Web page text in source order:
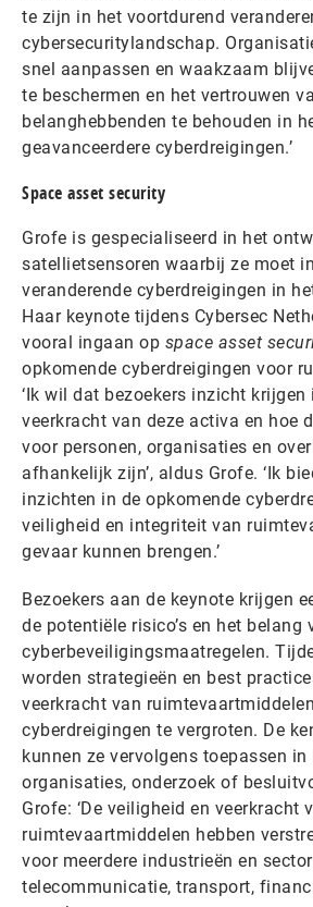
te zijn in het voortdurend
cybersecuritylandschap.
snel aanpassen en waakzaam
te beschermen en het vertrouwen
belanghebbenden te behouden in
geavanceerdere cyberdreigingen.’
Space asset security
Grofe is gespecialiseerd in het
satellietsensoren waarbij ze moet
veranderende cyberdreigingen in
Haar keynote tijdens Cybersec
vooral ingaan op space asset
opkomende cyberdreigingen voor
‘Ik wil dat bezoekers inzicht krijgen
veerkracht van deze activa en hoe
voor personen, organisaties en
afhankelijk zijn’, aldus Grofe. ‘Ik
inzichten in de opkomende
veiligheid en integriteit van
gevaar kunnen brengen.’
Bezoekers aan de keynote krijgen
de potentiële risico’s en het belang
cyberbeveiligingsmaatregelen.
worden strategieën en best
veerkracht van
cyberdreigingen te vergroten. De
kunnen ze vervolgens toepassen in
organisaties, onderzoek of
Grofe: ‘De veiligheid en veerkracht
ruimtevaartmiddelen hebben
voor meerdere industrieën en
telecommunicatie, transport,